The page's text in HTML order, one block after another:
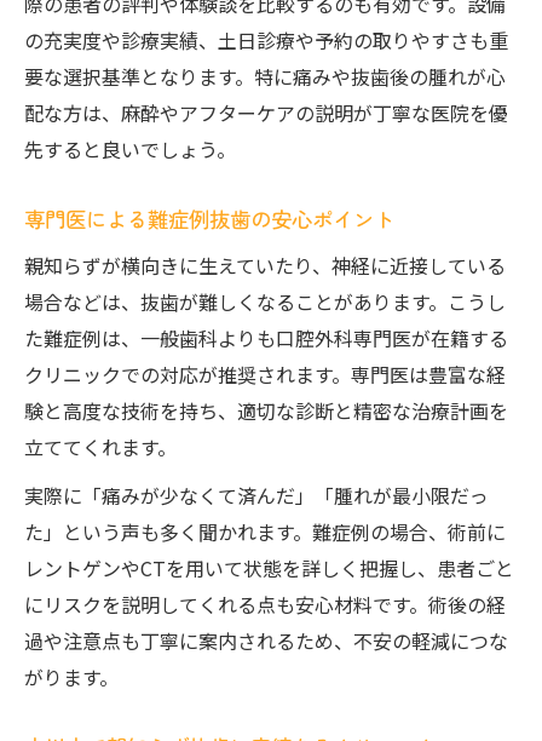
の充実度や診療実績、土日診療や予約の取りやすさも重
要な選択基準となります。特に痛みや抜歯後の腫れが心
配な方は、麻酔やアフターケアの説明が丁寧な医院を優
先すると良いでしょう。
専門医による難症例抜歯の安心ポイント
親知らずが横向きに生えていたり、神経に近接している
場合などは、抜歯が難しくなることがあります。こうし
た難症例は、一般歯科よりも口腔外科専門医が在籍する
クリニックでの対応が推奨されます。専門医は豊富な経
験と高度な技術を持ち、適切な診断と精密な治療計画を
立ててくれます。
実際に「痛みが少なくて済んだ」「腫れが最小限だっ
た」という声も多く聞かれます。難症例の場合、術前に
レントゲンやCTを用いて状態を詳しく把握し、患者ごと
にリスクを説明してくれる点も安心材料です。術後の経
過や注意点も丁寧に案内されるため、不安の軽減につな
がります。